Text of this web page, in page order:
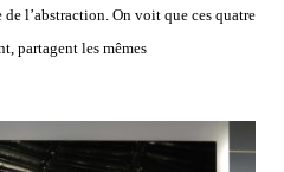
l’abstraction. On voit que ces quatre
partagent les mêmes